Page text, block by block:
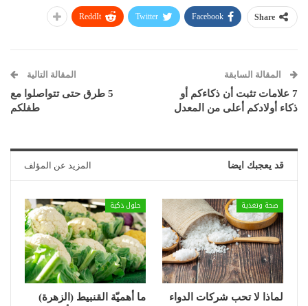
Share
Facebook
Twitter
ReddIt
المقالة السابقة
7 علامات تثبت أن ذكاءكم أو
ذكاء أولادكم أعلى من المعدل
المقالة التالية
5 طرق حتى تتواصلوا مع
طفلكم
قد يعجبك ايضا المزيد عن المؤلف
صحة وتغذية
لماذا لا تحب شركات الدواء
حلول ذكية
ما أهميّة القنبيط (الزهرة)